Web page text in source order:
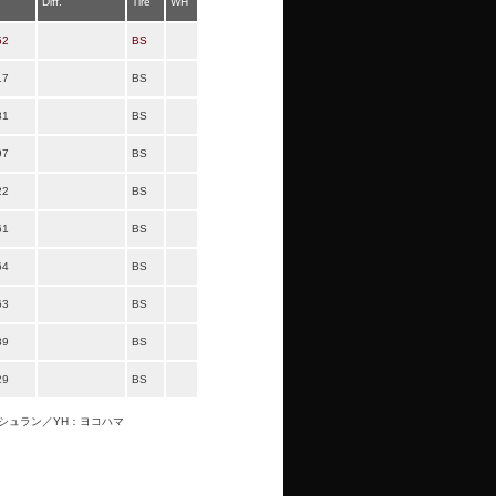
BS
BS
BS
BS
BS
BS
BS
BS
BS
BS
ュラン／YH：ヨコハマ